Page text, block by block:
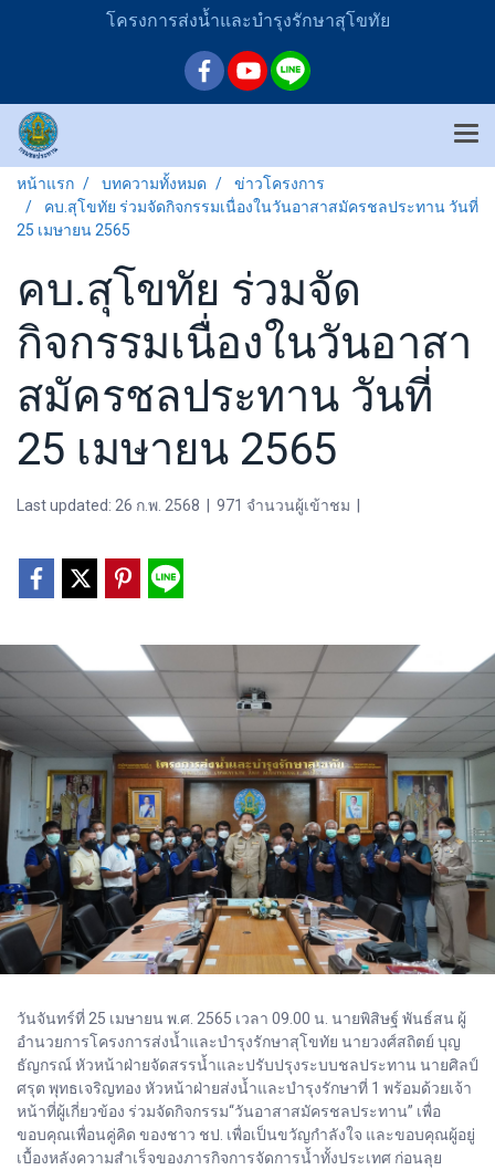
โครงการส่งน้ำและบำรุงรักษาสุโขทัย
หน้าแรก บทความทั้งหมด
ข่าวโครงการ
คบ.สุโขทัย ร่วมจัดกิจกรรมเนื่องในวันอาสาสมัครชลประทาน วันที่
25 เมษายน 2565
คบ.สุโขทัย ร่วมจัด
กิจกรรมเนื่องในวันอาสา
สมัครชลประทาน วันที่
25 เมษายน 2565
Last updated: 26 ก.พ. 2568 971 จำนวนผู้เข้าชม
วันจันทร์ที่ 25 เมษายน พ.ศ. 2565 เวลา 09.00 น. นายพิสิษฐ์ พันธ์สน ผู้
อำนวยการโครงการส่งน้ำและบำรุงรักษาสุโขทัย นายวงศ์สถิตย์ บุญ
ธัญกรณ์ หัวหน้าฝ่ายจัดสรรน้ำและปรับปรุงระบบชลประทาน นายศิลป์
ศรุต พุทธเจริญทอง หัวหน้าฝ่ายส่งน้ำและบำรุงรักษาที่ 1 พร้อมด้วยเจ้า
หน้าที่ผู้เกี่ยวข้อง ร่วมจัดกิจกรรม“วันอาสาสมัครชลประทาน” เพื่อ
ขอบคุณเพื่อนคู่คิด ของชาว ชป. เพื่อเป็นขวัญกำลังใจ และขอบคุณผู้อยู่
เบื้องหลังความสำเร็จของภารกิจการจัดการน้ำทั้งประเทศ ก่อนลุย